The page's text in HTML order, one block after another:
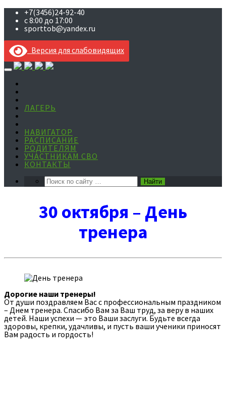
+7(3456)24-92-40
с 8:00 до 17:00
sporttob@yandex.ru
Версия для слабовидящих
Skip
to
content
ЛАГЕРЬ
НАВИГАТОР
РАСПИСАНИЕ
РОДИТЕЛЯМ
УЧАСТНИКАМ СВО
КОНТАКТЫ
30 октября – День
тренера
Дорогие наши тренеры!
От души поздравляем Вас с профессиональным праздником
– Днем тренера. Спасибо Вам за Ваш труд, за веру в наших
детей. Наши успехи — это Ваши заслуги. Будьте всегда
здоровы, крепки, удачливы, и пусть ваши ученики приносят
Вам радость и гордость!